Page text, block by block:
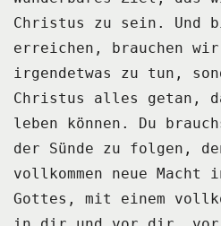
Christus zu sein.
Und
erreichen,
brauchen
irgendetwas zu tun,
Christus alles getan,
leben können.
Du
der Sünde zu folgen,
vollkommen neue
Gottes,
mit einem